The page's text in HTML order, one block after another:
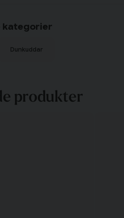
kategorier
Dunkuddar
produkter